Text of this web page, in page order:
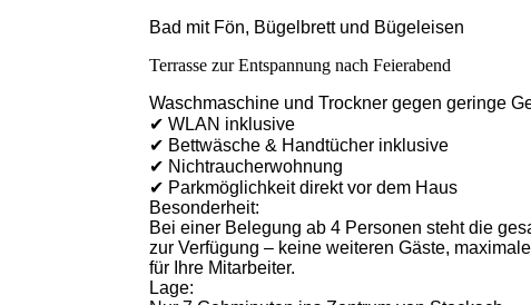
Bad mit Fön, Bügelbrett und Bügeleisen
Terrasse zur Entspannung nach Feierabend
Waschmaschine und Trockner gegen geringe
✔ WLAN inklusive
✔ Bettwäsche & Handtücher inklusive
✔ Nichtraucherwohnung
✔ Parkmöglichkeit direkt vor dem Haus
Besonderheit:
Bei einer Belegung ab 4 Personen steht die
zur Verfügung – keine weiteren Gäste,
für Ihre Mitarbeiter.
Lage: